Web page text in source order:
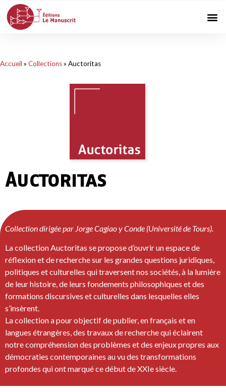
Accueil » Collections» Auctoritas
Auctoritas
Collection dirigée par Jorge Cagiao y Conde (Université de Tours).
La collection Auctoritas se propose d’ouvrir un espace de
réflexion et de recherche sur les grandes questions juridiques,
politiques et culturelles qui traversent nos sociétés, à la lumière
de leur histoire, de leurs fondements philosophiques et des
formations discursives et culturelles dans lesquelles elles
s’insèrent.
La collection a pour objectif de publier, en français et en
langues étrangères, des travaux de recherche qui éclairent
notre compréhension des problèmes et des enjeux propres aux
démocraties contemporaines au vu des transformations
profondes qui ont marqué ce début de XXIe siècle.